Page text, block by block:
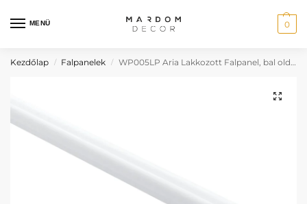
MENÜ 0
Kezdőlap / Falpanelek / WP005LP Aria Lakkozott Falpanel, bal oldali záróprofil